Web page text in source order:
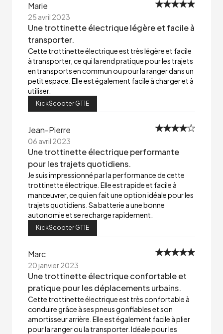
Marie
25 avril 2023
Une trottinette électrique légère et facile à
transporter.
Cette trottinette électrique est très légère et facile
à transporter, ce qui la rend pratique pour les trajets
en transports en commun ou pour la ranger dans un
petit espace. Elle est également facile à charger et à
utiliser.
KickScooter GT1E
Jean-Pierre
06 avril 2023
Une trottinette électrique performante
pour les trajets quotidiens.
Je suis impressionné par la performance de cette
trottinette électrique. Elle est rapide et facile à
manœuvrer, ce qui en fait une option idéale pour les
trajets quotidiens. Sa batterie a une bonne
autonomie et se recharge rapidement.
KickScooter GT1E
Marc
20 janvier 2023
Une trottinette électrique confortable et
pratique pour les déplacements urbains.
Cette trottinette électrique est très confortable à
conduire grâce à ses pneus gonflables et son
amortisseur arrière. Elle est également facile à plier
pour la ranger ou la transporter. Idéale pour les